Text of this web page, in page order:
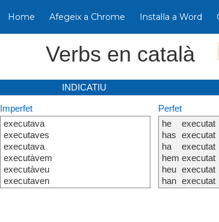
Home Afegeix a Chrome Instal·la a Word
Verbs en català
INDICATIU
Imperfet
executava
executaves
executava
executàvem
executàveu
executaven
Perfet
he
has
ha
hem
heu
han
executat
executat
executat
executat
executat
executat